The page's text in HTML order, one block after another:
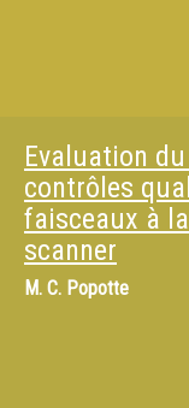
Evaluation
contrôles
faisceaux à
scanner
M. C. Popotte